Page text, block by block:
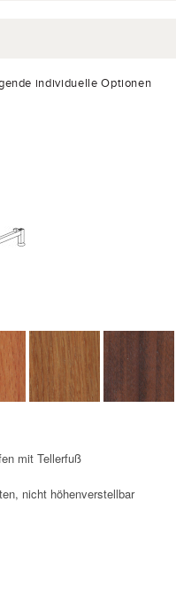
individuelle Optionen
mit Tellerfuß
nicht höhenverstellbar